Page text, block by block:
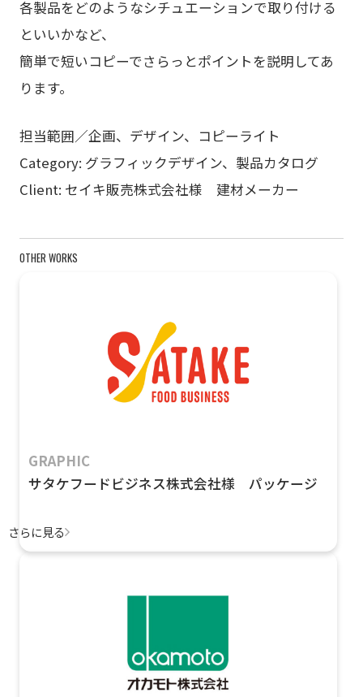
各製品をどのようなシチュエーションで取り付ける
といいかなど、
簡単で短いコピーでさらっとポイントを説明してあ
ります。
担当範囲／企画、デザイン、コピーライト
Category: グラフィックデザイン、製品カタログ
Client: セイキ販売株式会社様 建材メーカー
OTHER WORKS
GRAPHIC
サタケフードビジネス株式会社様 パッケージ
さらに見る